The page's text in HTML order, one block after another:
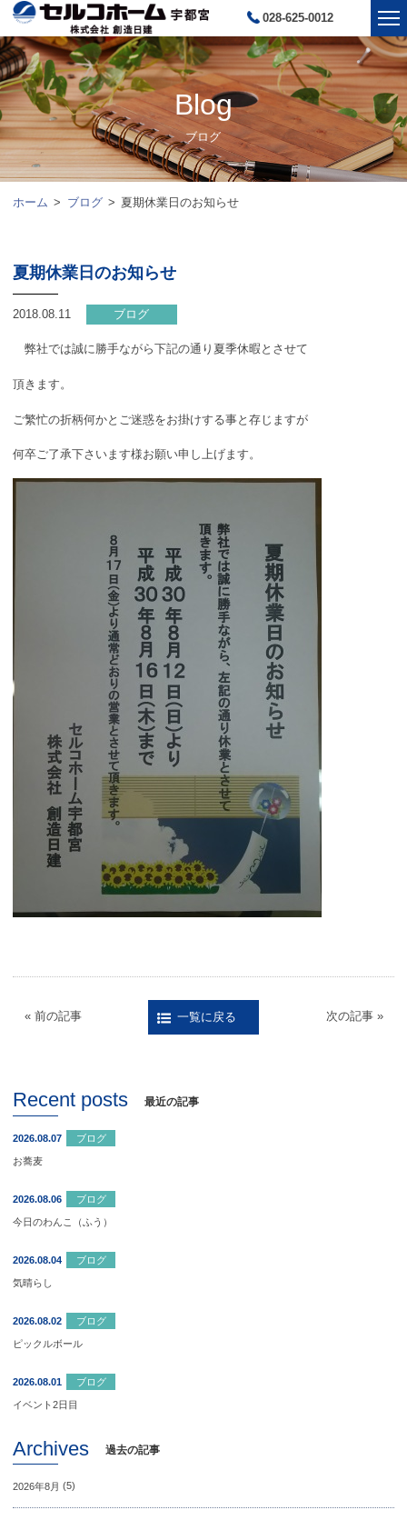
028-625-0012
Blog
ブログ
ホーム ブログ 夏期休業日のお知らせ
夏期休業日のお知らせ
2018.08.11 ブログ
弊社では誠に勝手ながら下記の通り夏季休暇とさせて
頂きます。
ご繁忙の折柄何かとご迷惑をお掛けする事と存じますが
何卒ご了承下さいます様お願い申し上げます。
« 前の記事 一覧に戻る 次の記事 »
Recent posts 最近の記事
2026.08.07 ブログ
お蕎麦
2026.08.06 ブログ
今日のわんこ（ふう）
2026.08.04 ブログ
気晴らし
2026.08.02 ブログ
ピックルボール
2026.08.01 ブログ
イベント2日目
Archives 過去の記事
2026年8月 (5)